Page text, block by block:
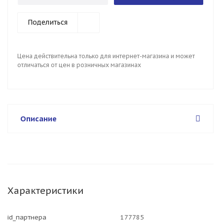
Поделиться
Цена действительна только для интернет-магазина и может
отличаться от цен в розничных магазинах
Описание
Характеристики
id_партнера
177785